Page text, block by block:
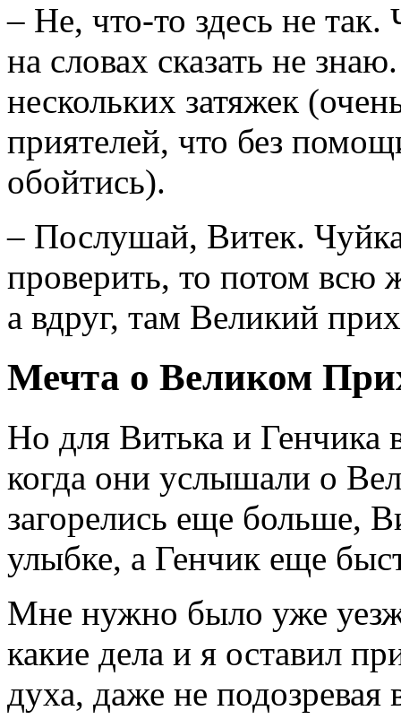
– Не, что-то здесь не так.
на словах сказать не
нескольких затяжек
приятелей, что без
обойтись).
– Послушай, Витек.
проверить, то потом всю
а вдруг, там Великий
Мечта о Великом
Но для Витька и Генчика
когда они услышали о
загорелись еще больше,
улыбке, а Генчик еще
Мне нужно было уже
какие дела и я оставил
духа, даже не подозревая